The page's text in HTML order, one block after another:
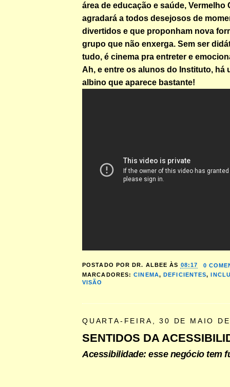
área de educação e saúde, Vermelho
agradará a todos desejosos de
divertidos e que proponham nova
grupo que não enxerga. Sem ser
tudo, é cinema pra entreter e
Ah, e entre os alunos do Instituto, há
albino que aparece bastante!
POSTADO POR DR. ALBEE ÀS 08:17
0
MARCADORES:CINEMA, DEFICIENTES,
VISÃO
QUARTA-FEIRA, 30 DE MAIO
SENTIDOS DA
Acessibilidade: esse negócio tem